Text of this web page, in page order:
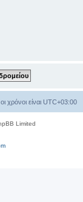
χρόνοι είναι UTC+03:00
Limited